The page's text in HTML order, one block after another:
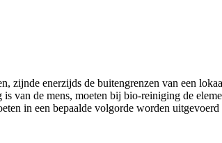
zijnde enerzijds de buitengrenzen van een
van de mens, moeten bij bio-reiniging de
in een bepaalde volgorde worden